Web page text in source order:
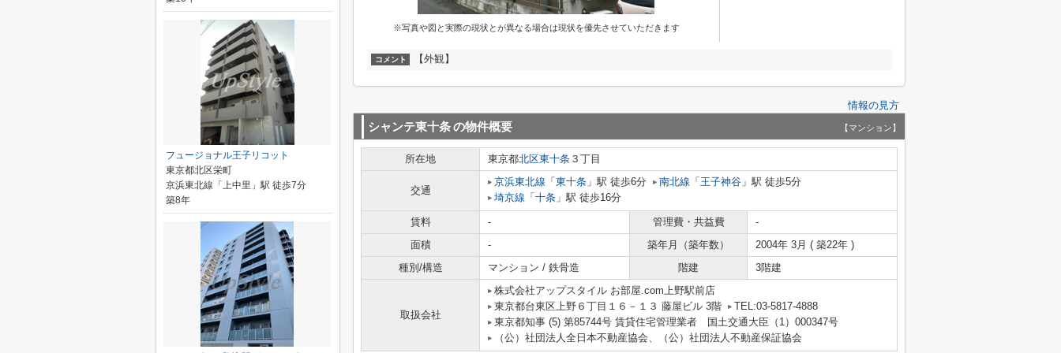
※写真や図と実際の現状とが異なる場合は現状を優先させていただきます
コメント 【外観】
情報の見方
シャンテ東十条の物件概要 【マンション】
所在地 東京都北区東十条 ３丁目
交通
京浜東北線 「 東十条 」駅 徒歩6分 南北線 「 王子神谷 」駅 徒歩5分
埼京線 「 十条 」駅 徒歩16分
賃料 - 管理費・共益費
-
面積
- 築年月（築年数）
2004年 3月 ( 築22年 )
種別/構造
マンション / 鉄骨造 階建 3階建
取扱会社
株式会社アップスタイル お部屋.com上野駅前店
東京都台東区上野６丁目１６－１３ 藤屋ビル 3階
TEL:03-5817-4888
東京都知事 (5) 第85744号 賃貸住宅管理業者 国土交通大臣（1）000347号
（公）社団法人全日本不動産協会、（公）社団法人不動産保証協会
フュージョナル王子リコット
東京都北区栄町
京浜東北線「上中里」駅 徒歩7分
築8年